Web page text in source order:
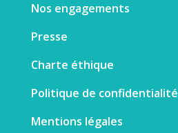
Nos engagements
Presse
Charte éthique
Politique de confidentialité
Mentions légales